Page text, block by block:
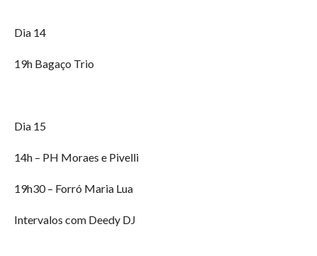
Dia 14
19h Bagaço Trio
Dia 15
14h – PH Moraes e Pivelli
19h30 – Forró Maria Lua
Intervalos com Deedy DJ